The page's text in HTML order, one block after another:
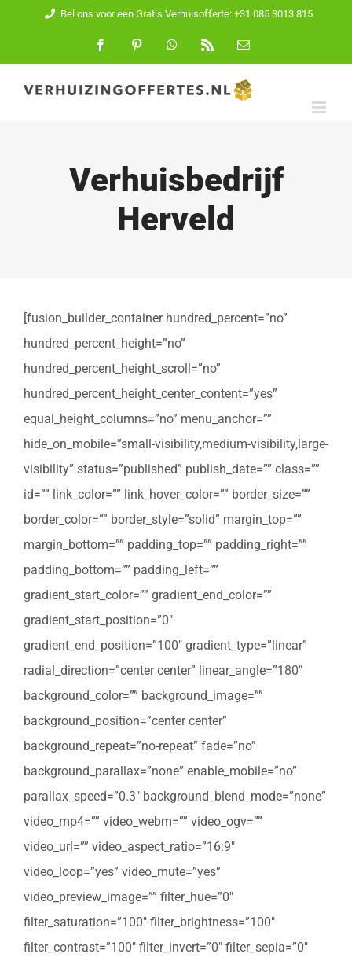
inhoud
Bel ons voor een Gratis Verhuisofferte: +31 085 3013 815
FacebookPinterest WhatsApp
E-
Verhuisbedrijf
Herveld
[fusion_builder_container hundred_percent=”no”
hundred_percent_height=”no”
hundred_percent_height_scroll=”no”
hundred_percent_height_center_content=”yes”
equal_height_columns=”no” menu_anchor=””
hide_on_mobile=”small-visibility,medium-visibility,large-
visibility” status=”published” publish_date=”” class=””
id=”” link_color=”” link_hover_color=”” border_size=””
border_color=”” border_style=”solid” margin_top=””
margin_bottom=”” padding_top=”” padding_right=””
padding_bottom=”” padding_left=””
gradient_start_color=”” gradient_end_color=””
gradient_start_position=”0″
gradient_end_position=”100″ gradient_type=”linear”
radial_direction=”center center” linear_angle=”180″
background_color=”” background_image=””
background_position=”center center”
background_repeat=”no-repeat” fade=”no”
background_parallax=”none” enable_mobile=”no”
parallax_speed=”0.3″ background_blend_mode=”none”
video_mp4=”” video_webm=”” video_ogv=””
video_url=”” video_aspect_ratio=”16:9″
video_loop=”yes” video_mute=”yes”
video_preview_image=”” filter_hue=”0″
filter_saturation=”100″ filter_brightness=”100″
filter_contrast=”100″ filter_invert=”0″ filter_sepia=”0″